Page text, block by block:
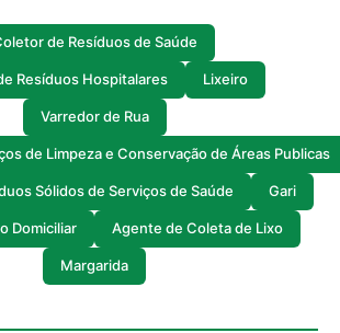
de Resíduos de Saúde
Resíduos Hospitalares Lixeiro
Varredor de Rua
de Limpeza e Conservação de Áreas Publicas
Sólidos de Serviços de Saúde Gari
Domiciliar Agente de Coleta de Lixo
Margarida